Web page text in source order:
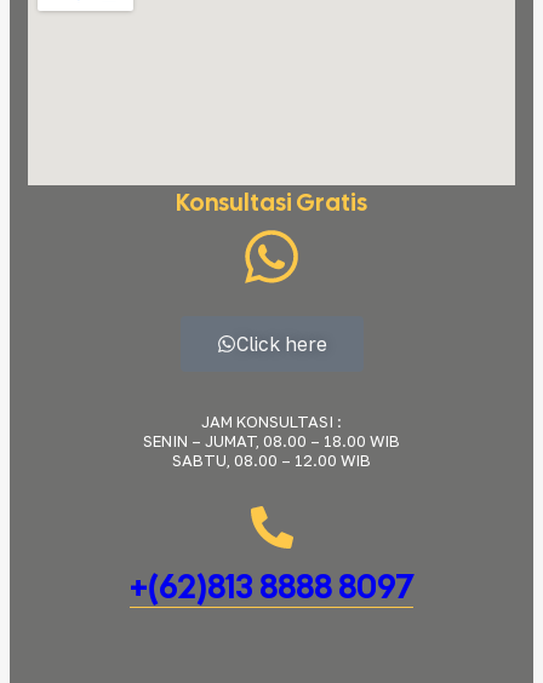
Konsultasi Gratis
Click here
JAM KONSULTASI :
SENIN – JUMAT, 08.00 – 18.00 WIB
SABTU, 08.00 – 12.00 WIB
+(62)813 8888 8097